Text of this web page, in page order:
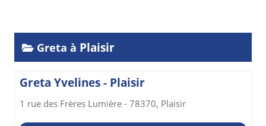
Greta à Plaisir
Greta Yvelines - Plaisir
1 rue des Frères Lumière - 78370, Plaisir